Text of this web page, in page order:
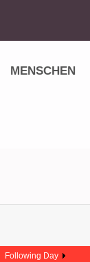
MENSCHEN
Following Day